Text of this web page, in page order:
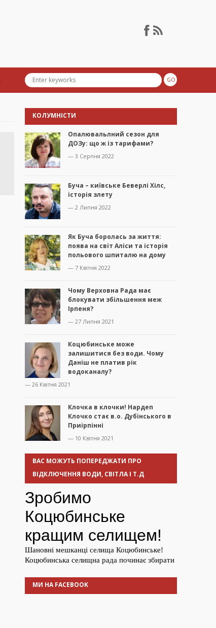
КОЛУМНІСТИ
Опалювальлний сезон для
ДОЗу: що ж із тарифами?
— 3 Серпня 2022
Буча – київське Беверлі Хілс,
історія злету
— 2 Липня 2022
Як Буча боролась за життя:
поява на світ Аліси та історія
польового шпиталю на дому
— 7 Квітня 2022
Чому Верховна Рада має
блокувати збільшення меж
Ірпеня?
— 27 Липня 2021
Коцюбинське може
залишитися без води. Чому
Даніш не платив рік
водоканалу?
— 26 Квітня 2021
Клочка в клочки! Нардеп
Клочко стає в.о. Дубінського в
Приірпінні
— 10 Квітня 2021
ВАС МОЖУТЬ ПОПЕРЕДЖАТИ ПРО
ВІДКЛЮЧЕННЯ ВОДИ, СВІТЛА І Т.Д
МИ НА FACEBOOK